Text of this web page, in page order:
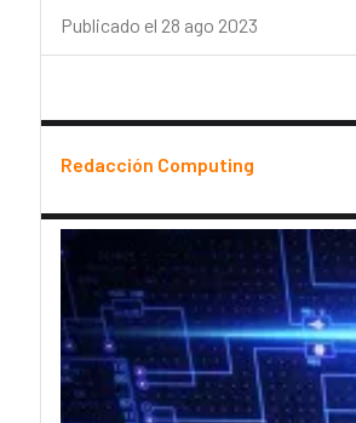
Publicado el 28 ago 2023
Redacción Computing